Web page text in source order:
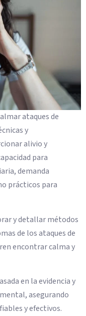
ataques de
y
alivio y
para
demanda
prácticos para
y detallar métodos
de los ataques de
encontrar calma y
en la evidencia y
asegurando
y efectivos.